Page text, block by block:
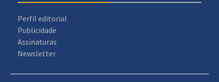
Perfil editorial
Publicidade
Assinaturas
Newsletter